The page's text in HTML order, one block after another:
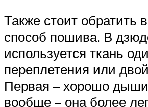
Также стоит обратить
способ пошива. В
используется ткань
переплетения или
Первая – хорошо
вообще – она более